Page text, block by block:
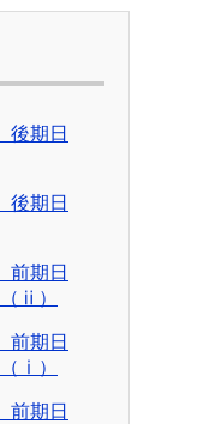
期日
期日
期日
ⅱ）
期日
ⅰ）
期日